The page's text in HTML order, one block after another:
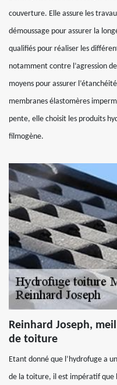
couverture. Elle assure les
démoussage pour assurer la
qualifiés pour réaliser les
notamment contre l’agression
moyens pour assurer
membranes élastomères
pente, elle choisit les produits
filmogène.
Reinhard Joseph,
de toiture
Etant donné que l’hydrofuge a
de la toiture, il est impératif que